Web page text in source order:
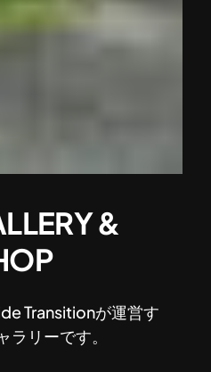
&
Transitionが運営す
ラリーです。